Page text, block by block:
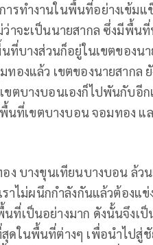
รทำงานในพื้นที่อย่างเข้ม
าจะเป็นนายสากล ซึ่งมีพื้น
ที่บางส่วนก็อยู่ในเขตของ
องแล้ว เขตของนายสากล
ตบางบอนเองก็ไปพันกับอีก
พื้นที่เขตบางบอน จอมทอง
ง บางขุนเทียนบางบอน ล้
าไม่ผนึกกำลังกันแล้วต้อง
ที่เป็นอย่างมาก ดังนั้นจึงเ
ดในพื้นที่ต่างๆ เพื่อนำไปสู่